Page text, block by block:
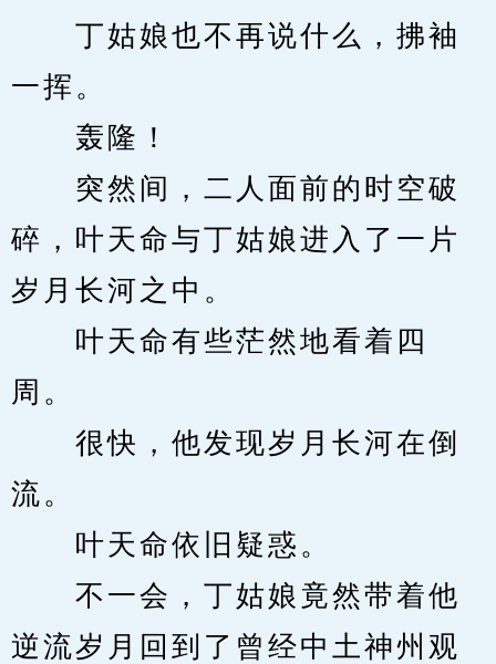
丁姑娘也不再说什么，拂袖
一挥。
轰隆！
突然间，二人面前的时空破
碎，叶天命与丁姑娘进入了一片
岁月长河之中。
叶天命有些茫然地看着四
周。
很快，他发现岁月长河在倒
流。
叶天命依旧疑惑。
不一会，丁姑娘竟然带着他
逆流岁月回到了曾经中土神州观